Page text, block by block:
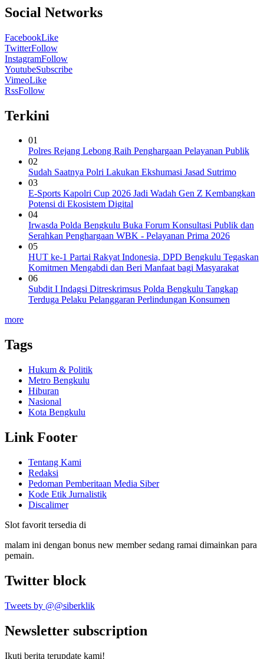
Social Networks
FacebookLike
TwitterFollow
InstagramFollow
YoutubeSubscribe
VimeoLike
RssFollow
Terkini
01
Polres Rejang Lebong Raih Penghargaan Pelayanan Publik
02
Sudah Saatnya Polri Lakukan Ekshumasi Jasad Sutrimo
03
E-Sports Kapolri Cup 2026 Jadi Wadah Gen Z Kembangkan
Potensi di Ekosistem Digital
04
Irwasda Polda Bengkulu Buka Forum Konsultasi Publik dan
Serahkan Penghargaan WBK - Pelayanan Prima 2026
05
HUT ke-1 Partai Rakyat Indonesia, DPD Bengkulu Tegaskan
Komitmen Mengabdi dan Beri Manfaat bagi Masyarakat
06
Subdit I Indagsi Ditreskrimsus Polda Bengkulu Tangkap
Terduga Pelaku Pelanggaran Perlindungan Konsumen
more
Tags
Hukum & Politik
Metro Bengkulu
Hiburan
Nasional
Kota Bengkulu
Link Footer
Tentang Kami
Redaksi
Pedoman Pemberitaan Media Siber
Kode Etik Jurnalistik
Discalimer
Slot favorit tersedia di
malam ini dengan bonus new member sedang ramai dimainkan para
pemain.
Twitter block
Tweets by @@siberklik
Newsletter subscription
Ikuti berita terupdate kami!